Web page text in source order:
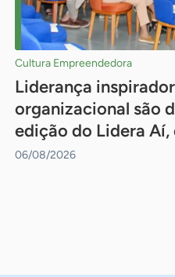
Cultura Empreendedora
Liderança
organizacional são
edição do Lidera Aí,
06/08/2026